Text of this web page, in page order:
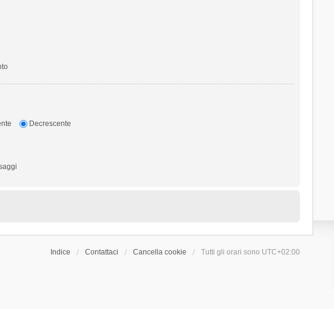
Decrescente
Indice Contattaci Cancella cookie Tutti gli orari sono UTC+02:00